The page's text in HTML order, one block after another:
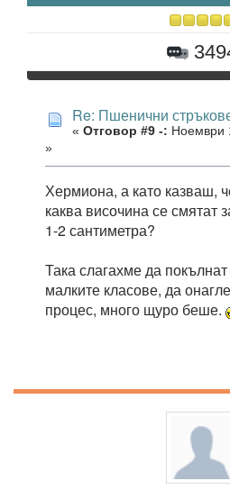
Re: Пшенични
« Отговор #9 -: Ноември
»
Хермиона, а като казваш,
каква височина се смятат
1-2 сантиметра?
Така слагахме да
малките класове, да
процес, много щуро беше.